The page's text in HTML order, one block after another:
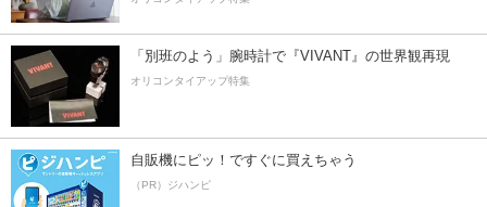
「別班のよう」腕時計で『VIVANT』の世界観再現
オリコンタイアップ特集
自販機にピッ！ですぐに買えちゃう
（PR）ジハンピ